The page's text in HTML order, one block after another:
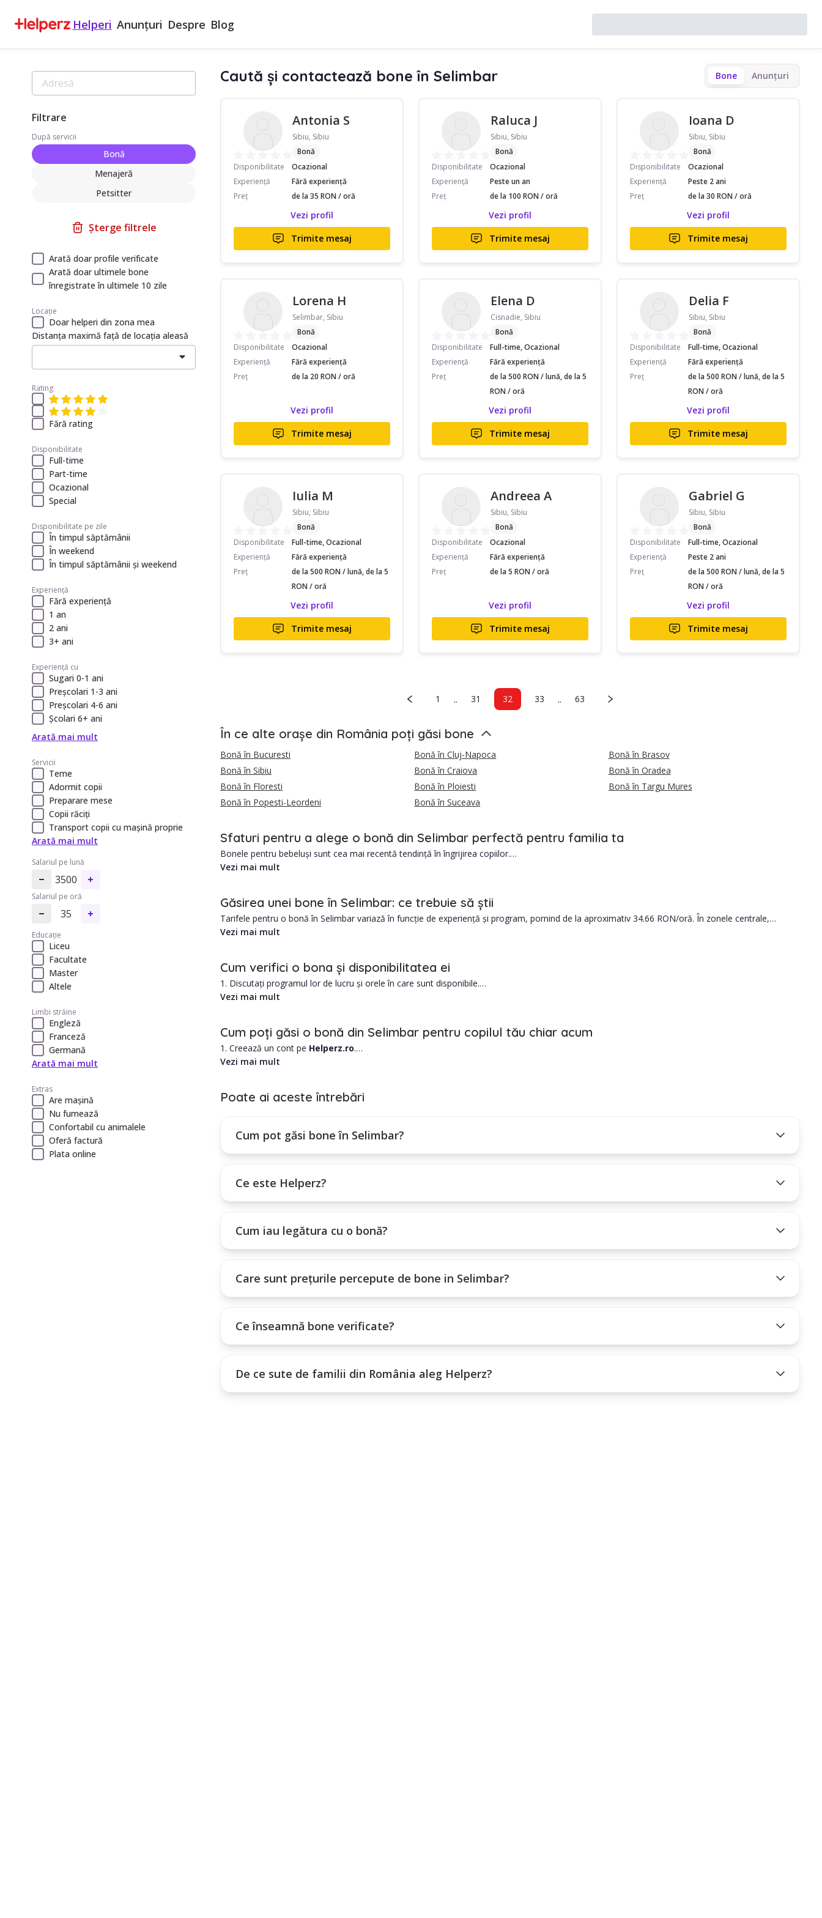
Helperi Anunțuri Despre Blog
Filtrare
După servicii
Bonă
Menajeră
Petsitter
Șterge filtrele
Arată doar profile verificate
Arată doar ultimele bone
înregistrate în ultimele 10 zile
Locație
Doar helperi din zona mea
Distanța maximă față de locația aleasă
Rating
Fără rating
Disponibilitate
Full-time
Part-time
Ocazional
Special
Disponibilitate pe zile
În timpul săptămânii
În weekend
În timpul săptămânii și weekend
Experiență
Fără experiență
1 an
2 ani
3+ ani
Experiență cu
Sugari 0-1 ani
Preșcolari 1-3 ani
Preșcolari 4-6 ani
Școlari 6+ ani
Arată mai mult
Servicii
Teme
Adormit copii
Preparare mese
Copii răciți
Transport copii cu mașină proprie
Arată mai mult
Salariul pe lună
3500
Salariul pe oră
35
Educație
Liceu
Facultate
Master
Altele
Limbi străine
Engleză
Franceză
Germană
Arată mai mult
Extras
Are mașină
Nu fumează
Confortabil cu animalele
Oferă factură
Plata online
Caută și contactează bone în Selimbar Bone Anunțuri
Antonia S
Sibiu, Sibiu
Bonă
Disponibilitate
Ocazional
Experiență
Fără experiență
Preț
de la 35 RON / oră
Vezi profil
Trimite mesaj
Raluca J
Sibiu, Sibiu
Bonă
Disponibilitate
Ocazional
Experiență
Peste un an
Preț
de la 100 RON / oră
Vezi profil
Trimite mesaj
Ioana D
Sibiu, Sibiu
Bonă
Disponibilitate
Ocazional
Experiență
Peste 2 ani
Preț
de la 30 RON / oră
Vezi profil
Trimite mesaj
Lorena H
Selimbar, Sibiu
Bonă
Disponibilitate
Ocazional
Experiență
Fără experiență
Preț
de la 20 RON / oră
Vezi profil
Trimite mesaj
Elena D
Cisnadie, Sibiu
Bonă
Disponibilitate
Full-time, Ocazional
Experiență
Fără experiență
Preț
de la 500 RON / lună, de la 5
RON / oră
Vezi profil
Trimite mesaj
Delia F
Sibiu, Sibiu
Bonă
Disponibilitate
Full-time, Ocazional
Experiență
Fără experiență
Preț
de la 500 RON / lună, de la 5
RON / oră
Vezi profil
Trimite mesaj
Iulia M
Sibiu, Sibiu
Bonă
Disponibilitate
Full-time, Ocazional
Experiență
Fără experiență
Preț
de la 500 RON / lună, de la 5
RON / oră
Vezi profil
Trimite mesaj
Andreea A
Sibiu, Sibiu
Bonă
Disponibilitate
Ocazional
Experiență
Fără experiență
Preț
de la 5 RON / oră
Vezi profil
Trimite mesaj
Gabriel G
Sibiu, Sibiu
Bonă
Disponibilitate
Full-time, Ocazional
Experiență
Peste 2 ani
Preț
de la 500 RON / lună, de la 5
RON / oră
Vezi profil
Trimite mesaj
1 .. 31 32 33 .. 63
În ce alte orașe din România poți găsi bone
Bonă în Bucuresti Bonă în Cluj-Napoca
Bonă în Brasov
Bonă în Sibiu
Bonă în Craiova
Bonă în Oradea
Bonă în Floresti
Bonă în Ploiesti
Bonă în Targu Mures
Bonă în Popesti-Leordeni
Bonă în Suceava
Sfaturi pentru a alege o bonă din Selimbar perfectă pentru familia ta
Bonele pentru bebeluși sunt cea mai recentă tendință în îngrijirea copiilor.
Avantajele angajării unui babysitter din Selimbar includ:
1. Costul este de obicei mai mic decât o grădiniță.
Vezi mai mult
Găsirea unei bone în Selimbar: ce trebuie să știi
Tarifele pentru o bonă în Selimbar variază în funcție de experiență și program, pornind de la aproximativ 34.66 RON/oră. În zonele centrale,
prețurile pot fi ușor mai ridicate.
Vezi mai mult
Cum verifici o bona și disponibilitatea ei
1. Discutați programul lor de lucru și orele în care sunt disponibile.
2. Solicitați referințe de la alte familii.
Vezi mai mult
Cum poți găsi o bonă din Selimbar pentru copilul tău chiar acum
1. Creează un cont pe Helperz.ro.
2. Selectează orașul Selimbar și alte date utile, precum zona în care locuiești.
Plătești un abonament lunar, trimestrial sau anual.
Vezi mai mult
Poate ai aceste întrebări
Cum pot găsi bone în Selimbar?
Ce este Helperz?
Cum iau legătura cu o bonă?
Care sunt prețurile percepute de bone in Selimbar?
Ce înseamnă bone verificate?
De ce sute de familii din România aleg Helperz?